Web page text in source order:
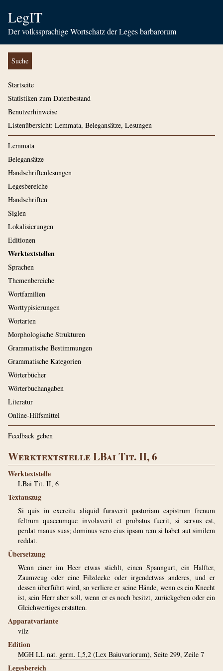
LegIT
Der volkssprachige Wortschatz der Leges barbarorum
Suche
Startseite
Statistiken zum Datenbestand
Benutzerhinweise
Listenübersicht: Lemmata, Belegansätze, Lesungen
Lemmata
Belegansätze
Handschriftenlesungen
Legesbereiche
Handschriften
Siglen
Lokalisierungen
Editionen
Werktextstellen
Sprachen
Themenbereiche
Wortfamilien
Worttypisierungen
Wortarten
Morphologische Strukturen
Grammatische Bestimmungen
Grammatische Kategorien
Wörterbücher
Wörterbuchangaben
Literatur
Online-Hilfsmittel
Feedback geben
Werktextstelle LBai Tit. II, 6
Werktextstelle
LBai Tit. II, 6
Textauszug
Si quis in exercitu aliquid furaverit pastoriam capistrum frenum
feltrum quaecumque involaverit et probatus fuerit, si servus est,
perdat manus suas; dominus vero eius ipsam rem si habet aut similem
reddat.
Übersetzung
Wenn einer im Heer etwas stiehlt, einen Spanngurt, ein Halfter,
Zaumzeug oder eine Filzdecke oder irgendetwas anderes, und er
dessen überführt wird, so verliere er seine Hände, wenn es ein Knecht
ist, sein Herr aber soll, wenn er es noch besitzt, zurückgeben oder ein
Gleichwertiges erstatten.
Apparatvariante
vilz
Edition
MGH LL nat. germ. I,5,2 (Lex Baiuvariorum), Seite 299, Zeile 7
Legesbereich